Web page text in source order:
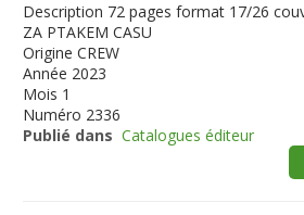
Description 72 pages format 17/26
ZA PTAKEM CASU
Origine CREW
Année 2023
Mois 1
Numéro 2336
Publié dans Catalogues éditeur